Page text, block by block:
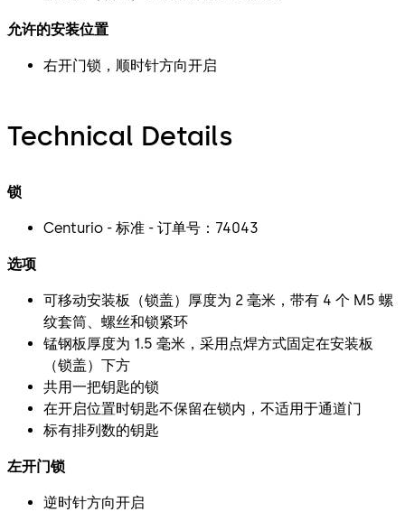
允许的安装位置
右开门锁，顺时针方向开启
Technical Details
锁
Centurio - 标准 - 订单号：74043
选项
可移动安装板（锁盖）厚度为 2 毫米，带有 4 个 M5 螺
纹套筒、螺丝和锁紧环
锰钢板厚度为 1.5 毫米，采用点焊方式固定在安装板
（锁盖）下方
共用一把钥匙的锁
在开启位置时钥匙不保留在锁内，不适用于通道门
标有排列数的钥匙
左开门锁
逆时针方向开启